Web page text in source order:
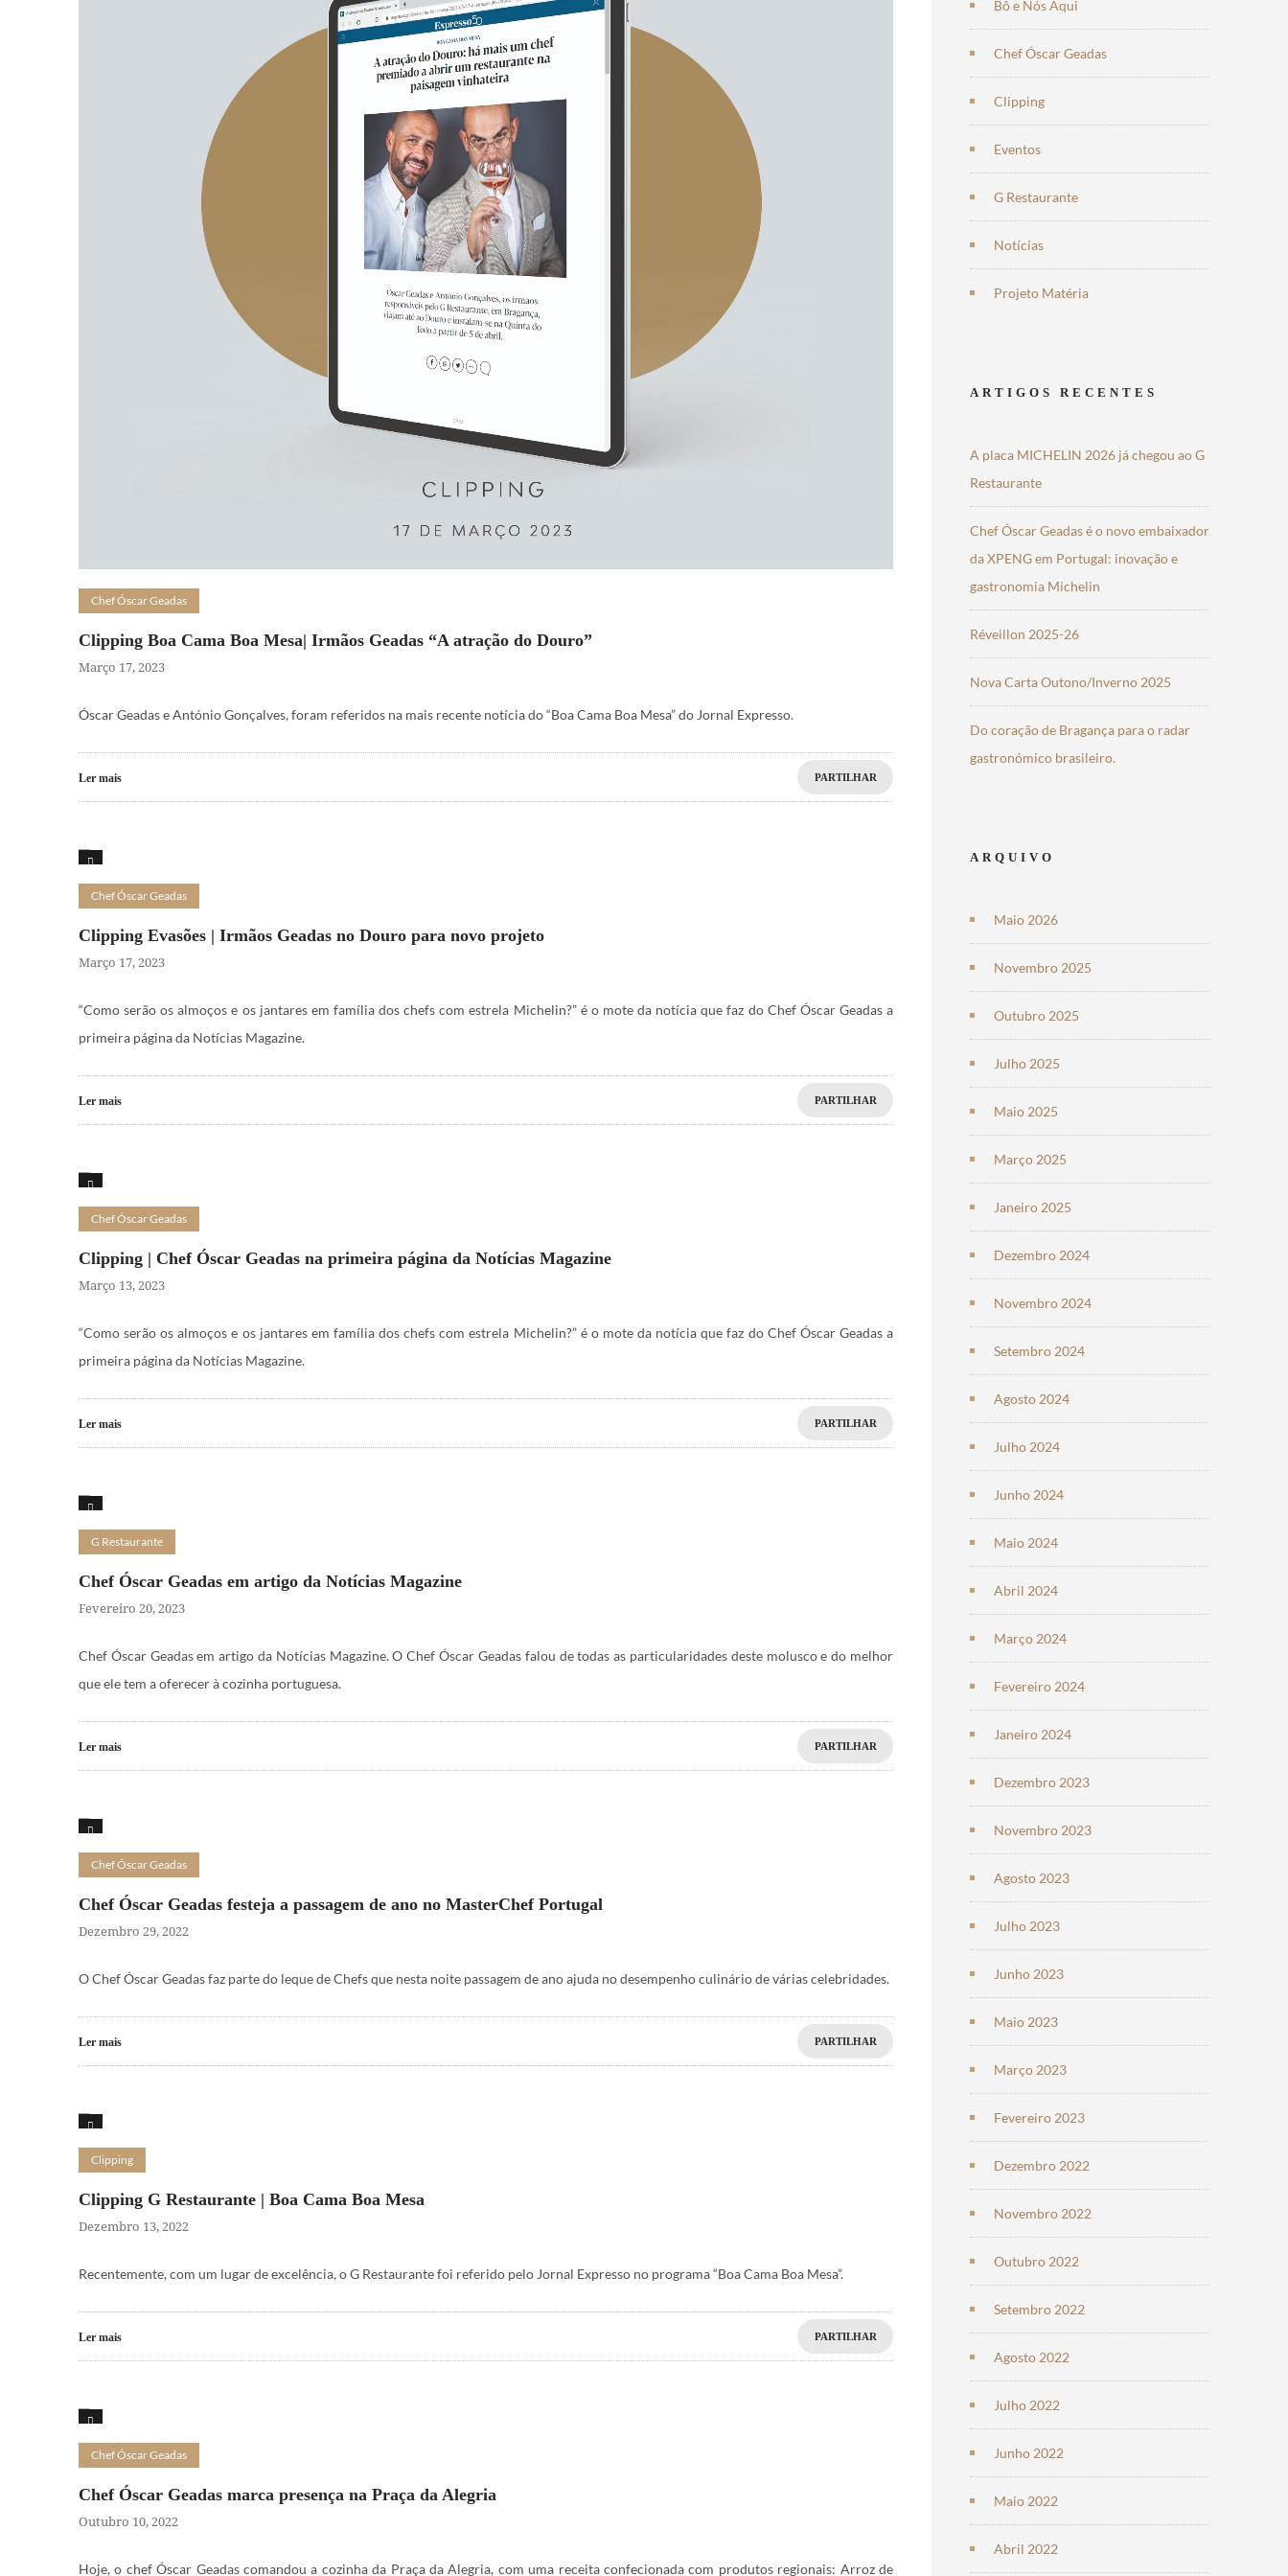
Chef Óscar Geadas
Clipping Boa Cama Boa Mesa| Irmãos Geadas “A atração do Douro”
Março 17, 2023
Óscar Geadas e António Gonçalves, foram referidos na mais recente notícia do “Boa Cama Boa Mesa” do Jornal Expresso.
Ler mais PARTILHAR
15
Chef Óscar Geadas
Clipping Evasões | Irmãos Geadas no Douro para novo projeto
Março 17, 2023
“Como serão os almoços e os jantares em família dos chefs com estrela Michelin?” é o mote da notícia que faz do Chef Óscar Geadas a
primeira página da Notícias Magazine.
Ler mais PARTILHAR
15
Chef Óscar Geadas
Clipping | Chef Óscar Geadas na primeira página da Notícias Magazine
Março 13, 2023
“Como serão os almoços e os jantares em família dos chefs com estrela Michelin?” é o mote da notícia que faz do Chef Óscar Geadas a
primeira página da Notícias Magazine.
Ler mais PARTILHAR
15
G Restaurante
Chef Óscar Geadas em artigo da Notícias Magazine
Fevereiro 20, 2023
Chef Óscar Geadas em artigo da Notícias Magazine. O Chef Óscar Geadas falou de todas as particularidades deste molusco e do melhor
que ele tem a oferecer à cozinha portuguesa.
Ler mais PARTILHAR
15
Chef Óscar Geadas
Chef Óscar Geadas festeja a passagem de ano no MasterChef Portugal
Dezembro 29, 2022
O Chef Óscar Geadas faz parte do leque de Chefs que nesta noite passagem de ano ajuda no desempenho culinário de várias celebridades.
Ler mais PARTILHAR
15
Clipping
Clipping G Restaurante | Boa Cama Boa Mesa
Dezembro 13, 2022
Recentemente, com um lugar de excelência, o G Restaurante foi referido pelo Jornal Expresso no programa “Boa Cama Boa Mesa”.
Ler mais PARTILHAR
15
Chef Óscar Geadas
Chef Óscar Geadas marca presença na Praça da Alegria
Outubro 10, 2022
Hoje, o chef Óscar Geadas comandou a cozinha da Praça da Alegria, com uma receita confecionada com produtos regionais: Arroz de
Bô e Nós Aqui
Chef Óscar Geadas
Clipping
Eventos
G Restaurante
Notícias
Projeto Matéria
ARTIGOS RECENTES
A placa MICHELIN 2026 já chegou ao G
Restaurante
Chef Óscar Geadas é o novo embaixador
da XPENG em Portugal: inovação e
gastronomia Michelin
Réveillon 2025-26
Nova Carta Outono/Inverno 2025
Do coração de Bragança para o radar
gastronómico brasileiro.
ARQUIVO
Maio 2026
Novembro 2025
Outubro 2025
Julho 2025
Maio 2025
Março 2025
Janeiro 2025
Dezembro 2024
Novembro 2024
Setembro 2024
Agosto 2024
Julho 2024
Junho 2024
Maio 2024
Abril 2024
Março 2024
Fevereiro 2024
Janeiro 2024
Dezembro 2023
Novembro 2023
Agosto 2023
Julho 2023
Junho 2023
Maio 2023
Março 2023
Fevereiro 2023
Dezembro 2022
Novembro 2022
Outubro 2022
Setembro 2022
Agosto 2022
Julho 2022
Junho 2022
Maio 2022
Abril 2022